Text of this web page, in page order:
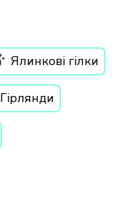
Гірлянди
Ялинкові гілки